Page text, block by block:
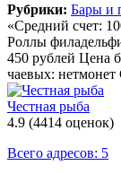
Рубрики: Бары и
«Средний счет:
Роллы
450 рублей Цена
чаевых: нетмонет
Честная рыба
4.9 (4414 оценок)
Всего адресов: 5